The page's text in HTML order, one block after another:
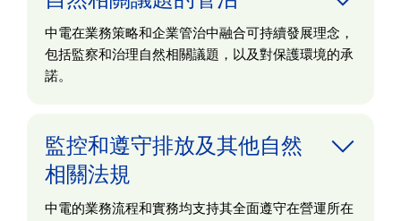
中電在業務策略和企業管治中融合可持續發展理念，
包括監察和治理自然相關議題，以及對保護環境的承
諾。
監控和遵守排放及其他自然
相關法規
中電的業務流程和實務均支持其全面遵守在營運所在